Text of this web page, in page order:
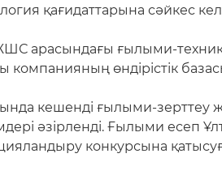
қағидаттарына сәйкес
арасындағы ғылыми-
өндірістік
кешенді ғылыми-зерттеу
әзірленді. Ғылыми есеп
конкурсына